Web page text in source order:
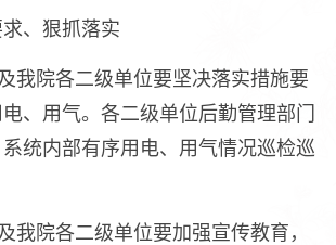
、狠抓落实
院各二级单位要坚决落实措施要
、用气。各二级单位后勤管理部门
统内部有序用电、用气情况巡检巡
院各二级单位要加强宣传教育，